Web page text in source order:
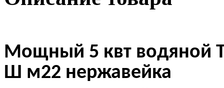
Мощный 5 квт водяной
Ш м22 нержавейка